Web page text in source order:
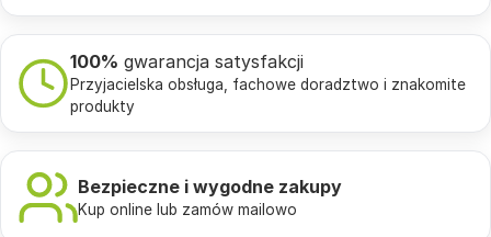
100% gwarancja satysfakcji
Przyjacielska obsługa, fachowe doradztwo i znakomite
produkty
Bezpieczne i wygodne zakupy
Kup online lub zamów mailowo